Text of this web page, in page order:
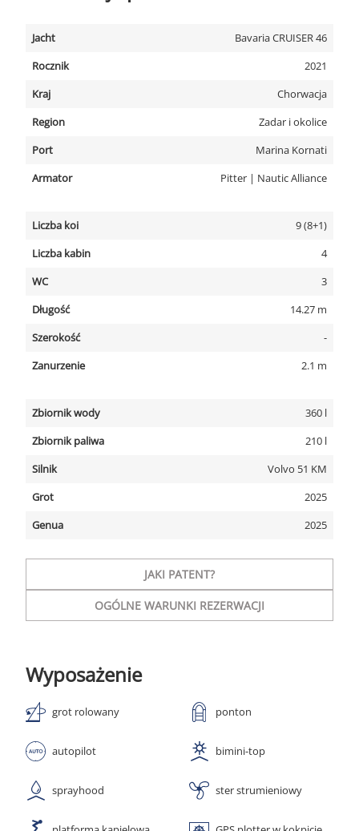
Jacht
Bavaria CRUISER 46
Rocznik
2021
Kraj
Chorwacja
Region
Zadar i okolice
Port
Marina Kornati
Armator
Pitter | Nautic Alliance
Liczba koi
9 (8+1)
Liczba kabin
4
WC
3
Długość
14.27 m
Szerokość
-
Zanurzenie
2.1 m
Zbiornik wody
360 l
Zbiornik paliwa
210 l
Silnik
Volvo 51 KM
Grot
2025
Genua
2025
JAKI PATENT?
OGÓLNE WARUNKI REZERWACJI
Wyposażenie
grot rolowany ponton
autopilot bimini-top
sprayhood ster strumieniowy